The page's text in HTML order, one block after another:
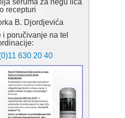
recepturi
B. Djordjevića
i poručivanje na tel
630 20 40